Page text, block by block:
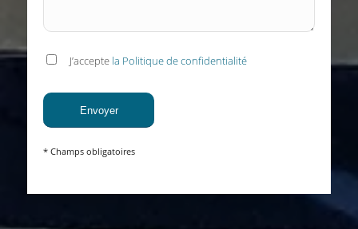
J’accepte la Politique de confidentialité
* Champs obligatoires